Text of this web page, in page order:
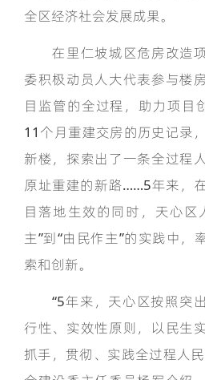
全区经济社会发展成果。
在里仁坡城区危房改造项
委积极动员人大代表参与楼
目监管的全过程，助力项目
11个月重建交房的历史记录
新楼，探索出了一条全过程
原址重建的新路……5年来，
目落地生效的同时，天心区
主”到“由民作主”的实践中，
索和创新。
“5年来，天心区按照突
行性、实效性原则，以民生
抓手，贯彻、实践全过程人